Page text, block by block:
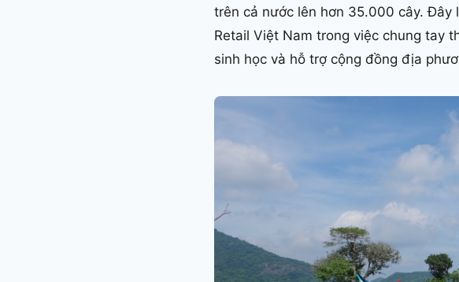
trên cả nước lên hơn 35.000 cây. Đây
Retail Việt Nam trong việc chung tay
sinh học và hỗ trợ cộng đồng địa